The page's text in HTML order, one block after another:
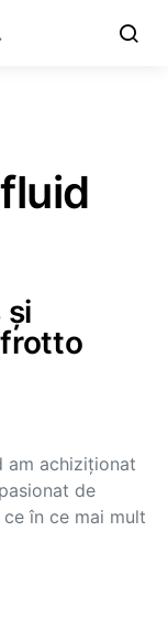
și
am achiziționat
de
în ce mai mult